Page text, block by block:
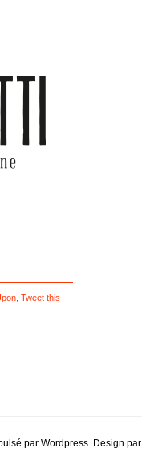
, Tweet this
par Wordpress. Design par